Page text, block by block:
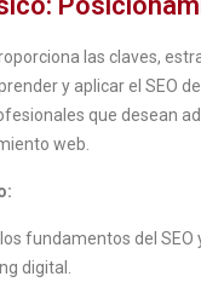
las claves,
y aplicar el SEO
que desean
web.
fundamentos del SEO
digital.